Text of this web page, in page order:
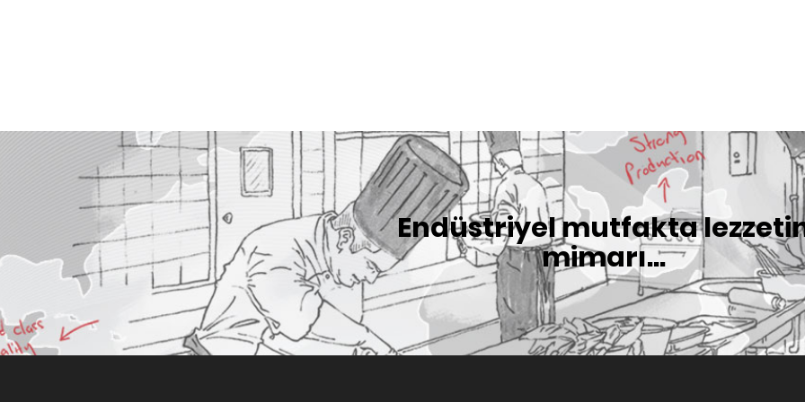
Endüstriyel mutfakta
mimarı...